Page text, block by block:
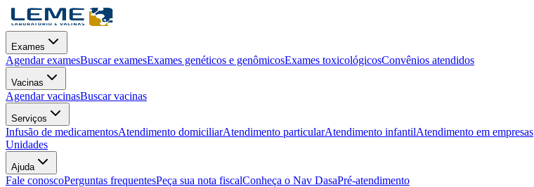
Exames
Agendar examesBuscar examesExames genéticos e genômicosExames toxicológicosConvênios atendidos
Vacinas
Agendar vacinasBuscar vacinas
Serviços
Infusão de medicamentosAtendimento domiciliarAtendimento particularAtendimento infantilAtendimento em empresas
Unidades
Ajuda
Fale conoscoPerguntas frequentesPeça sua nota fiscalConheça o Nav DasaPré-atendimento